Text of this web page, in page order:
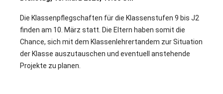
Die Klassenpflegschaften für die Klassenstufen 9 bis J2
finden am 10. März statt. Die Eltern haben somit die
Chance, sich mit dem Klassenlehrertandem zur Situation
der Klasse auszutauschen und eventuell anstehende
Projekte zu planen.